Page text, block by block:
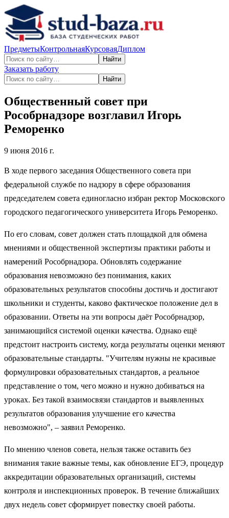
ПредметыКонтрольнаяКурсоваяДиплом
Найти
Заказать работу
Найти
Общественный совет при
Рособрнадзоре возглавил Игорь
Реморенко
9 июня 2016 г.
В ходе первого заседания Общественного совета при
федеральной службе по надзору в сфере образования
председателем совета единогласно избран ректор Московского
городского педагогического университета Игорь Реморенко.
По его словам, совет должен стать площадкой для обмена
мнениями и общественной экспертизы практики работы и
намерений Рособрнадзора. Обновлять содержание
образования невозможно без понимания, каких
образовательных результатов способны достичь и достигают
школьники и студенты, каково фактическое положение дел в
образовании. Ответы на эти вопросы даёт Рособрнадзор,
занимающийся системой оценки качества. Однако ещё
предстоит настроить систему, когда результаты оценки меняют
образовательные стандарты. "Учителям нужны не красивые
формулировки образовательных стандартов, а реальное
представление о том, чего можно и нужно добиваться на
уроках. Без такой взаимосвязи стандартов и выявленных
результатов образования улучшение его качества
невозможно", – заявил Реморенко.
По мнению членов совета, нельзя также оставить без
внимания такие важные темы, как обновление ЕГЭ, процедур
аккредитации образовательных организаций, системы
контроля и инспекционных проверок. В течение ближайших
двух недель совет сформирует повестку своей работы.